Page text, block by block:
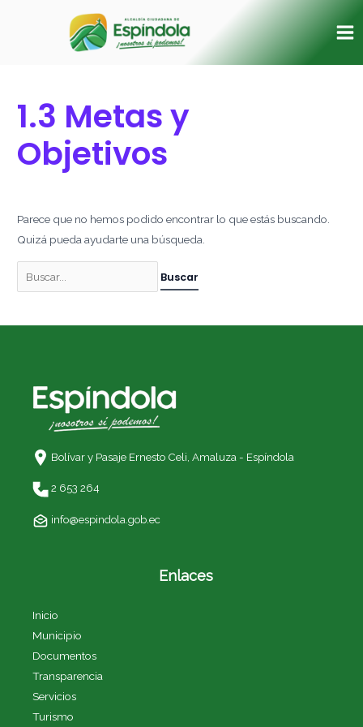
1.3 Metas y
Objetivos
Parece que no hemos podido encontrar lo que estás buscando.
Quizá pueda ayudarte una búsqueda.
Bolívar y Pasaje Ernesto Celi, Amaluza - Espíndola
2 653 264
info@espindola.gob.ec
Enlaces
Inicio
Municipio
Documentos
Transparencia
Servicios
Turismo